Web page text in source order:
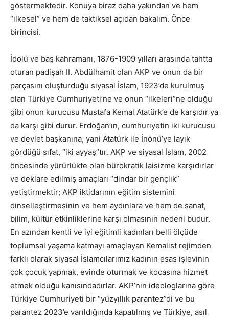
göstermektedir. Konuya biraz daha yakından ve hem
“ilkesel” ve hem de taktiksel açıdan bakalım. Önce
birincisi.
İdolü ve baş kahramanı, 1876-1909 yılları arasında tahtta
oturan padişah II. Abdülhamit olan AKP ve onun da bir
parçasını oluşturduğu siyasal İslam, 1923’de kurulmuş
olan Türkiye Cumhuriyeti’ne ve onun “ilkeleri”ne olduğu
gibi onun kurucusu Mustafa Kemal Atatürk’e de karşıdır ya
da karşı gibi durur. Erdoğan’ın, cumhuriyetin iki kurucusu
ve devlet başkanına, yani Atatürk ile İnönü’ye layık
gördüğü sıfat, “iki ayyaş”tır. AKP ve siyasal İslam, 2002
öncesinde yürürlükte olan bürokratik laisizme karşıdırlar
ve deklare edilmiş amaçları “dindar bir gençlik”
yetiştirmektir; AKP iktidarının eğitim sistemini
dinselleştirmesinin ve hem aydınlara ve hem de sanat,
bilim, kültür etkinliklerine karşı olmasının nedeni budur.
En azından kentli ve iyi eğitimli kadınları belli ölçüde
toplumsal yaşama katmayı amaçlayan Kemalist rejimden
farklı olarak siyasal İslamcılarımız kadının esas işlevinin
çok çocuk yapmak, evinde oturmak ve kocasına hizmet
etmek olduğu kanısındadırlar. AKP’nin ideologlarına göre
Türkiye Cumhuriyeti bir “yüzyıllık parantez”di ve bu
parantez 2023’e varıldığında kapatılmış ve Türkiye, asıl